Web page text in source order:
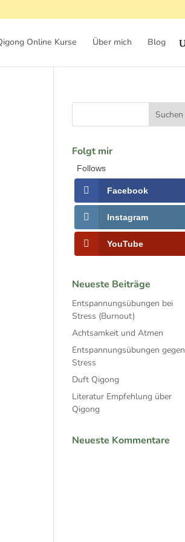
Online Kurse Über mich Blog
Folgt mir
Follows
Facebook
Instagram
YouTube
Neueste Beiträge
Entspannungsübungen bei
Stress (Burnout)
Achtsamkeit und Atmen
Entspannungsübungen gegen
Stress
Duft Qigong
Literatur Empfehlung über
Qigong
Neueste Kommentare